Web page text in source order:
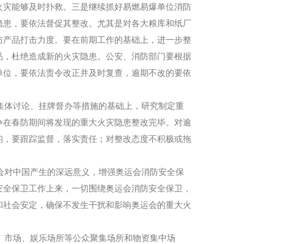
能够及时扑救。三是继续抓好易燃易爆单位消防
，要依法督促其整改。尤其是对各大粮库和纸厂
品打击力度。要在前期工作的基础上，进一步整
杜绝造成新的火灾隐患。公安、消防部门要根据
，要依法责令改正并及时复查，逾期不改的要依
讨论、挂牌督办等措施的基础上，研究制定重
春防期间将发现的重大火灾隐患整改完毕。对逾
要跟踪监督，落实责任；对整改态度不积极或拖
中国产生的深远意义，增强奥运会消防安全保
保卫工作上来，一切围绕奥运会消防安全保卫，
会安定，确保不发生干扰和影响奥运会的重大火
场、娱乐场所等公众聚集场所和物资集中场